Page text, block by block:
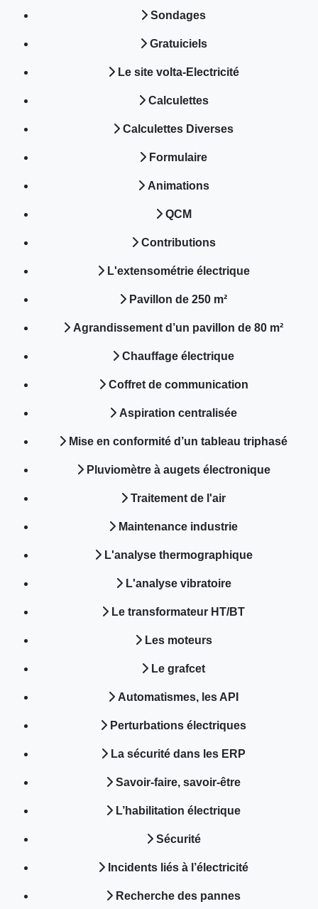
Sondages
Gratuiciels
Le site volta-Electricité
Calculettes
Calculettes Diverses
Formulaire
Animations
QCM
Contributions
L'extensométrie électrique
Pavillon de 250 m²
Agrandissement d’un pavillon de 80 m²
Chauffage électrique
Coffret de communication
Aspiration centralisée
Mise en conformité d’un tableau triphasé
Pluviomètre à augets électronique
Traitement de l'air
Maintenance industrie
L'analyse thermographique
L'analyse vibratoire
Le transformateur HT/BT
Les moteurs
Le grafcet
Automatismes, les API
Perturbations électriques
La sécurité dans les ERP
Savoir-faire, savoir-être
L’habilitation électrique
Sécurité
Incidents liés à l’électricité
Recherche des pannes